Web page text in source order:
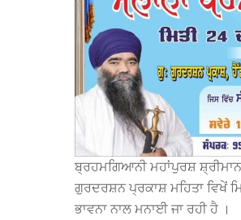
ਬ੍ਰਹਮਗਿਆਨੀ ਮਹਾਂਪੁਰਸ਼
ਗੁਰਦਰਸ਼ਨ ਪ੍ਰਕਾਸ਼ ਮਹਿਤਾ ਵਿਖੇਂ
ਭਾਵਨਾ ਨਾਲ ਮਨਾਈ ਜਾ ਰਹੀ ਹੈ ।